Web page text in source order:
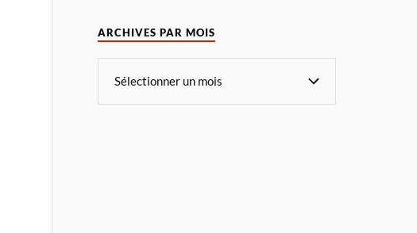
ARCHIVES PAR MOIS